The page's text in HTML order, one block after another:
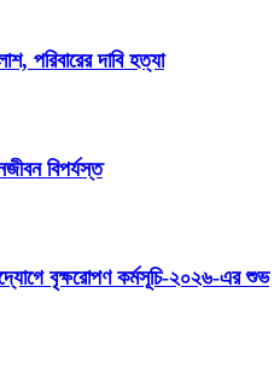
পরিবারের দাবি হত্যা
বিপর্যস্ত
বৃক্ষরোপণ কর্মসূচি-২০২৬-এর শুভ